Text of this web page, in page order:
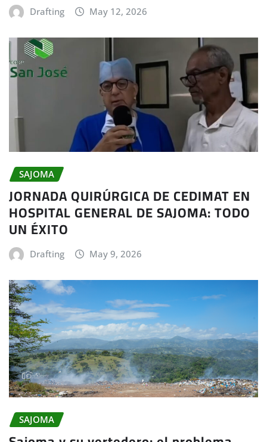
Drafting May 12, 2026
SAJOMA
JORNADA QUIRÚRGICA DE CEDIMAT EN
HOSPITAL GENERAL DE SAJOMA: TODO
UN ÉXITO
Drafting May 9, 2026
SAJOMA